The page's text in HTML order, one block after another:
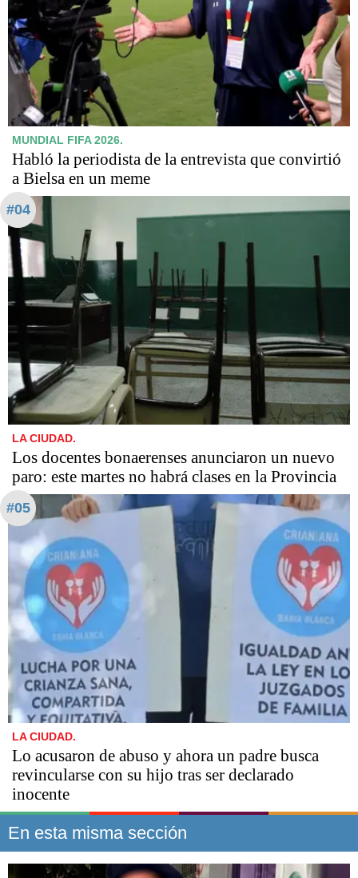
MUNDIAL FIFA 2026.
Habló la periodista de la entrevista que convirtió
a Bielsa en un meme
#04
LA CIUDAD.
Los docentes bonaerenses anunciaron un nuevo
paro: este martes no habrá clases en la Provincia
#05
LA CIUDAD.
Lo acusaron de abuso y ahora un padre busca
revincularse con su hijo tras ser declarado
inocente
En esta misma sección